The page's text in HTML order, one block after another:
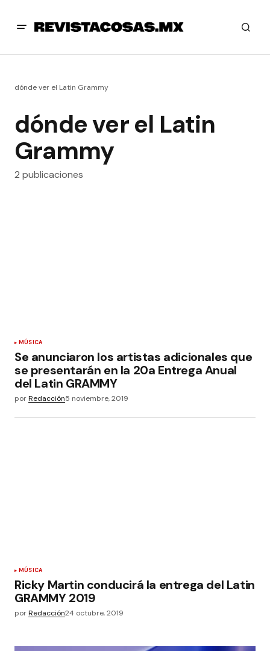
dónde ver el Latin Grammy
dónde ver el Latin
Grammy
2 publicaciones
MÚSICA
Se anunciaron los artistas adicionales que
se presentarán en la 20a Entrega Anual
del Latin GRAMMY
porRedacción5 noviembre, 2019
MÚSICA
Ricky Martin conducirá la entrega del Latin
GRAMMY 2019
porRedacción24 octubre, 2019